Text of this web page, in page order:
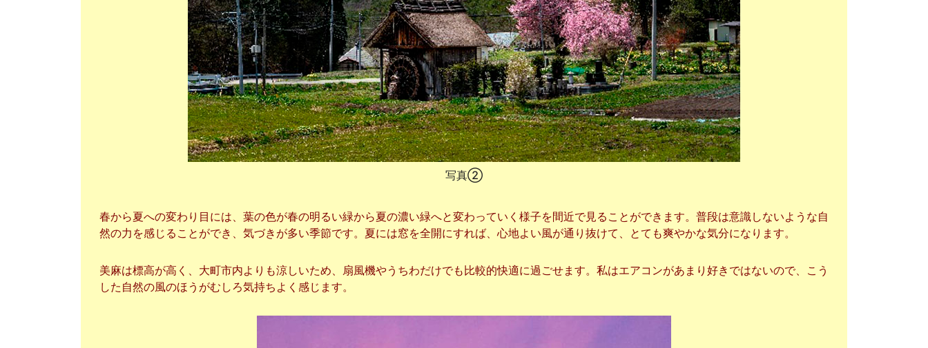
写真②
春から夏への変わり目には、葉の色が春の明るい緑から夏の濃い緑へと変わっていく様子を間近で見ることができます。普段は意識しないような自
然の力を感じることができ、気づきが多い季節です。夏には窓を全開にすれば、心地よい風が通り抜けて、とても爽やかな気分になります。
美麻は標高が高く、大町市内よりも涼しいため、扇風機やうちわだけでも比較的快適に過ごせます。私はエアコンがあまり好きではないので、こう
した自然の風のほうがむしろ気持ちよく感じます。